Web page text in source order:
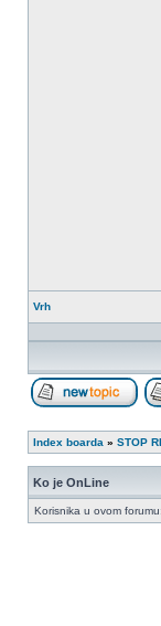
Vrh
Index boarda » STOP
Ko je OnLine
Korisnika u ovom